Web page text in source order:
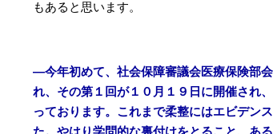
もあると思います。
―今年初めて、社会保障審議会医療保険部
れ、その第１回が１０月１９日に開催され
っております。これまで柔整にはエビデン